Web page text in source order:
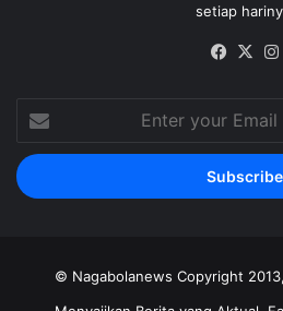
setiap
X
your
Email
address
© Nagabolanews Copyright